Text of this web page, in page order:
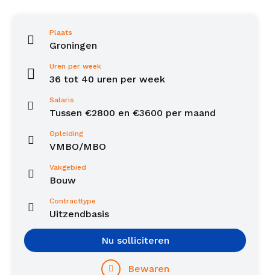
Plaats
Groningen
Uren per week
36 tot 40 uren per week
Salaris
Tussen €2800 en €3600 per maand
Opleiding
VMBO/MBO
Vakgebied
Bouw
Contracttype
Uitzendbasis
Nu solliciteren
Bewaren